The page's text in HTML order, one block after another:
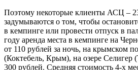
Поэтому некоторые клиенты АСЦ –
задумываются о том, чтобы
в кемпинге или провести отпуск в
году аренда места в кемпинге на
от 110 рублей за ночь, на крымском
(Коктебель, Крым), на озере Селигер
300 рублей. Средняя стоимость 4-х